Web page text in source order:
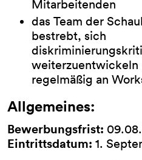
Mitarbeitenden
das Team der
bestrebt, sich
weiterzuentwickeln
regelmäßig an
Allgemeines:
Bewerbungsfrist:
Eintrittsdatum: 1.